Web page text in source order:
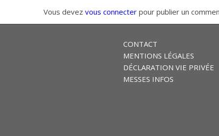
Vous devez vous connecter pour publier un
CONTACT
MENTIONS LÉGALES
DÉCLARATION VIE PRIVÉE
MESSES INFOS